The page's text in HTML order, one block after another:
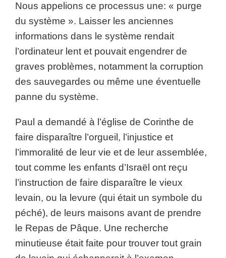
Nous appelions ce processus une: « purge
du système ». Laisser les anciennes
informations dans le système rendait
l’ordinateur lent et pouvait engendrer de
graves problèmes, notamment la corruption
des sauvegardes ou même une éventuelle
panne du système.
Paul a demandé à l’église de Corinthe de
faire disparaître l’orgueil, l’injustice et
l’immoralité de leur vie et de leur assemblée,
tout comme les enfants d’Israël ont reçu
l’instruction de faire disparaître le vieux
levain, ou la levure (qui était un symbole du
péché), de leurs maisons avant de prendre
le Repas de Pâque. Une recherche
minutieuse était faite pour trouver tout grain